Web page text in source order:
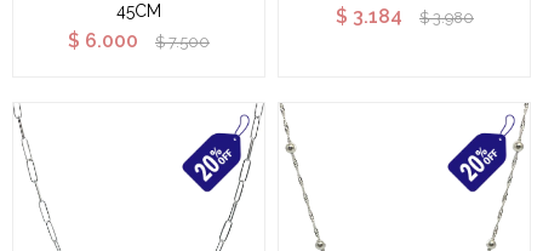
45CM
$ 6.000 $ 7.500
$ 3.184 $ 3.980